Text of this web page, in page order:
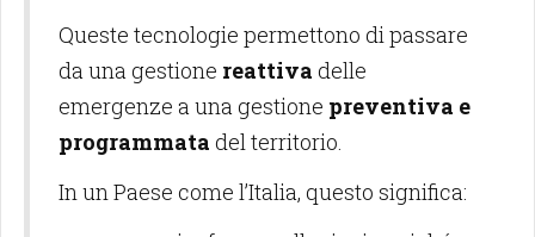
Queste tecnologie permettono di passare
da una gestione reattiva delle
emergenze a una gestione preventiva e
programmata del territorio.
In un Paese come l’Italia, questo significa: